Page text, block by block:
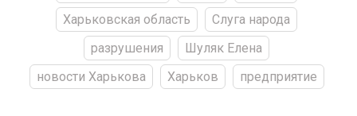
Харьковская область
Слуга народа
разрушения
Шуляк Елена
новости Харькова
Харьков предприятие